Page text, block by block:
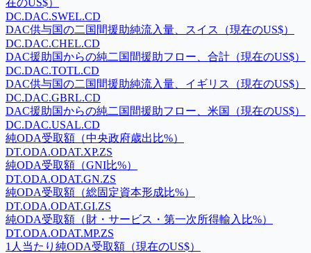
DC.DAC.SWEL.CD
DAC供与国の二国間援助純流入量、スイス（現在のUS$）
DC.DAC.CHEL.CD
DAC援助国からの純二国間援助フロー、合計（現在のUS$）
DC.DAC.TOTL.CD
DAC供与国の二国間援助純流入量、イギリス（現在のUS$）
DC.DAC.GBRL.CD
DAC援助国からの純二国間援助フロー、米国（現在のUS$）
DC.DAC.USAL.CD
純ODA受取額（中央政府歳出比%）
DT.ODA.ODAT.XP.ZS
純ODA受取額（GNI比%）
DT.ODA.ODAT.GN.ZS
純ODA受取額（総固定資本形成比%）
DT.ODA.ODAT.GI.ZS
純ODA受取額（財・サービス・第一次所得輸入比%）
DT.ODA.ODAT.MP.ZS
1人当たり純ODA受取額（現在のUS$）